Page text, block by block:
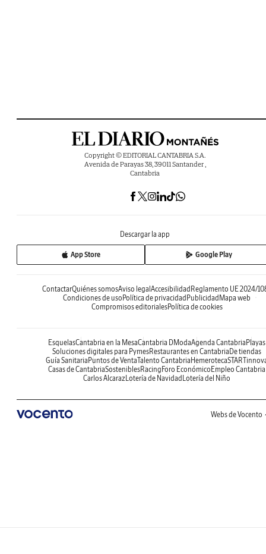
Copyright © EDITORIAL CANTABRIA S.A.
Avenida de Parayas 38, 39011 Santander ,
Cantabria
Descargar la app
App Store Google Play
ContactarQuiénes somosAviso legalAccesibilidadReglamento UE 2024/
Condiciones de usoPolítica de privacidadPublicidadMapa web
Compromisos editorialesPolítica de cookies
EsquelasCantabria en la MesaCantabria DModaAgenda CantabriaPlayas
Soluciones digitales para PymesRestaurantes en CantabriaDe tiendas
Guía SanitariaPuntos de VentaTalento CantabriaHemeroteca
Casas de CantabriaSosteniblesRacingForo EconómicoEmpleo Cantabria
Carlos AlcarazLotería de NavidadLotería del Niño
Webs de Vocento